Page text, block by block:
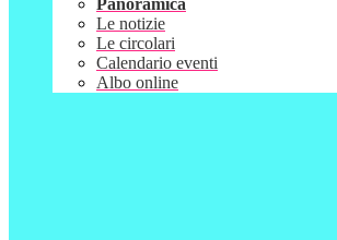
Panoramica
Le notizie
Le circolari
Calendario eventi
Albo online